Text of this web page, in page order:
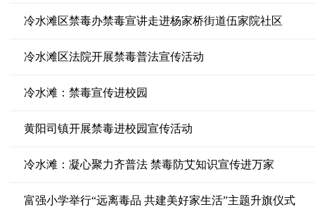
冷水滩区禁毒办禁毒宣讲走进杨家桥街道伍家院社区
冷水滩区法院开展禁毒普法宣传活动
冷水滩：禁毒宣传进校园
黄阳司镇开展禁毒进校园宣传活动
冷水滩：凝心聚力齐普法 禁毒防艾知识宣传进万家
富强小学举行“远离毒品 共建美好家生活”主题升旗仪式